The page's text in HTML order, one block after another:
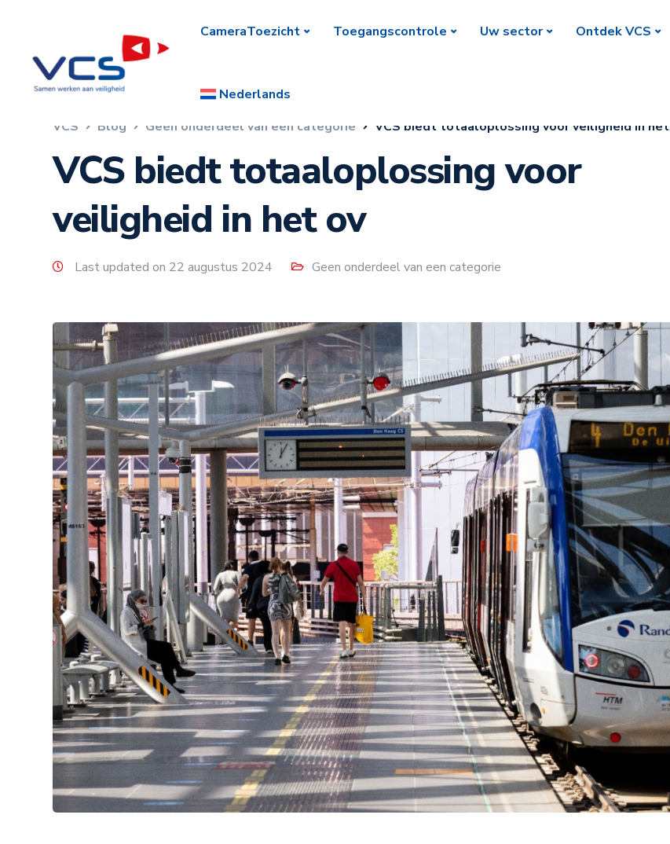
CameraToezicht Toegangscontrole Uw sector Ontdek VCS
Nederlands
VCS
Blog Geen onderdeel van een categorie VCS biedt totaaloplossing voor veiligheid in het ov
VCS biedt totaaloplossing voor
veiligheid in het ov
Last updated on 22 augustus 2024 Geen onderdeel van een categorie